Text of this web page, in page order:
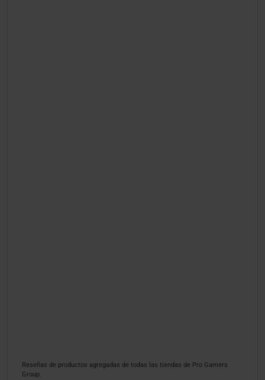
Reseñas de productos agregadas de todas las tiendas de Pro Gamers
Group.